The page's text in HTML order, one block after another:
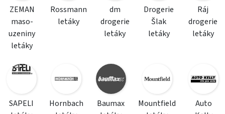
ZEMAN
maso-
uzeniny
letáky
Rossmann
letáky
dm
drogerie
letáky
Drogerie
Šlak
letáky
Ráj
drogerie
letáky
SAPELI
Hornbach
Baumax
Mountfield
Auto